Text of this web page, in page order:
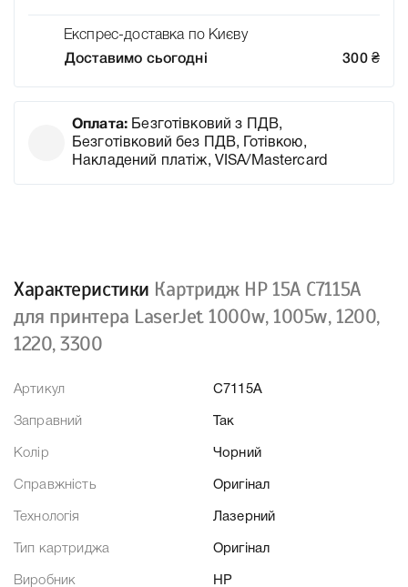
Експрес-доставка по Києву
Доставимо сьогодні
300 ₴
Оплата: Безготівковий з ПДВ,
Безготівковий без ПДВ, Готівкою,
Накладений платіж, VISA/Mastercard
Характеристики Картридж HP 15A C7115A
для принтера LaserJet 1000w, 1005w, 1200,
1220, 3300
Артикул C7115A
Заправний Так
Колір Чорний
Справжність Оригінал
Технологія Лазерний
Тип картриджа Оригінал
Виробник HP